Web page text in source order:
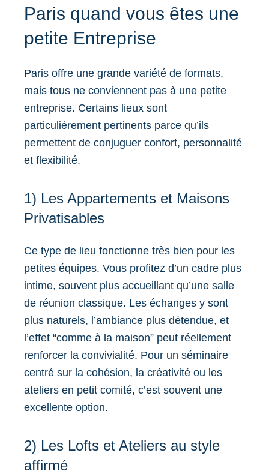
Paris quand vous êtes une
petite Entreprise
Paris offre une grande variété de formats,
mais tous ne conviennent pas à une petite
entreprise. Certains lieux sont
particulièrement pertinents parce qu’ils
permettent de conjuguer confort, personnalité
et flexibilité.
1) Les Appartements et Maisons
Privatisables
Ce type de lieu fonctionne très bien pour les
petites équipes. Vous profitez d’un cadre plus
intime, souvent plus accueillant qu’une salle
de réunion classique. Les échanges y sont
plus naturels, l’ambiance plus détendue, et
l’effet “comme à la maison” peut réellement
renforcer la convivialité. Pour un séminaire
centré sur la cohésion, la créativité ou les
ateliers en petit comité, c’est souvent une
excellente option.
2) Les Lofts et Ateliers au style
affirmé